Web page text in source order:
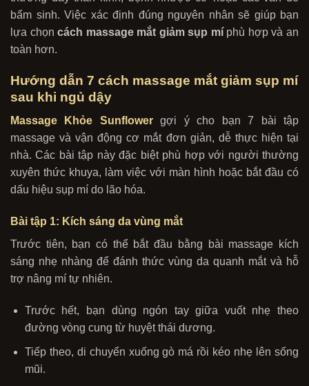
bẩm sinh. Việc xác định đúng nguyên nhân sẽ giúp bạn
lựa chọncách massage mắt giảm sụp míphù hợp và an
toàn hơn.
Hướng dẫn 7 cách massage mắt giảm sụp mí
sau khi ngủ dậy
Massage Khỏe Sunflowergợi ý cho bạn 7 bài tập
massage và vận động cơ mắt đơn giản, dễ thực hiện tại
nhà. Các bài tập này đặc biệt phù hợp với người thường
xuyên thức khuya, làm việc với màn hình hoặc bắt đầu có
dấu hiệu sụp mí do lão hóa.
Bài tập 1: Kích sáng da vùng mắt
Trước tiên, bạn có thể bắt đầu bằng bài massage kích
sáng nhẹ nhàng để đánh thức vùng da quanh mắt và hỗ
trợ nâng mí tự nhiên.
Trước hết, bạn dùng ngón tay giữa vuốt nhẹ theo
đường vòng cung từ huyệt thái dương.
Tiếp theo, di chuyển xuống gò má rồi kéo nhẹ lên sống
mũi.